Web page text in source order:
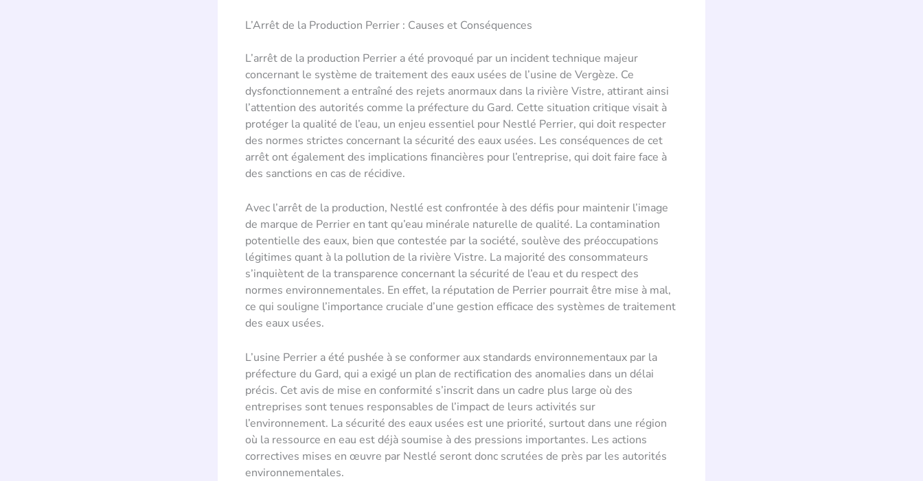
L’Arrêt de la Production Perrier : Causes et Conséquences
L’arrêt de la production Perrier a été provoqué par un incident technique majeur
concernant le système de traitement des eaux usées de l’usine de Vergèze. Ce
dysfonctionnement a entraîné des rejets anormaux dans la rivière Vistre, attirant ainsi
l’attention des autorités comme la préfecture du Gard. Cette situation critique visait à
protéger la qualité de l’eau, un enjeu essentiel pour Nestlé Perrier, qui doit respecter
des normes strictes concernant la sécurité des eaux usées. Les conséquences de cet
arrêt ont également des implications financières pour l’entreprise, qui doit faire face à
des sanctions en cas de récidive.
Avec l’arrêt de la production, Nestlé est confrontée à des défis pour maintenir l’image
de marque de Perrier en tant qu’eau minérale naturelle de qualité. La contamination
potentielle des eaux, bien que contestée par la société, soulève des préoccupations
légitimes quant à la pollution de la rivière Vistre. La majorité des consommateurs
s’inquiètent de la transparence concernant la sécurité de l’eau et du respect des
normes environnementales. En effet, la réputation de Perrier pourrait être mise à mal,
ce qui souligne l’importance cruciale d’une gestion efficace des systèmes de traitement
des eaux usées.
L’usine Perrier a été pushée à se conformer aux standards environnementaux par la
préfecture du Gard, qui a exigé un plan de rectification des anomalies dans un délai
précis. Cet avis de mise en conformité s’inscrit dans un cadre plus large où des
entreprises sont tenues responsables de l’impact de leurs activités sur
l’environnement. La sécurité des eaux usées est une priorité, surtout dans une région
où la ressource en eau est déjà soumise à des pressions importantes. Les actions
correctives mises en œuvre par Nestlé seront donc scrutées de près par les autorités
environnementales.